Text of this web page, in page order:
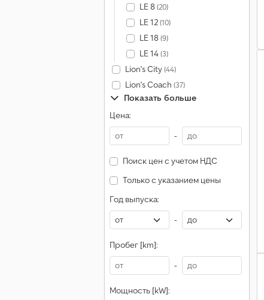
LE 8 (20)
LE 12(10)
LE 18 (9)
LE 14(3)
Lion's City(44)
Lion's Coach (37)
Показать больше
Цена:
-
Поиск цен с учетом НДС
Только с указанием цены
Год выпуска:
-
Пробег [km]:
-
Мощность [kW]:
Palfinger Грузовики Palfinger Запчасти